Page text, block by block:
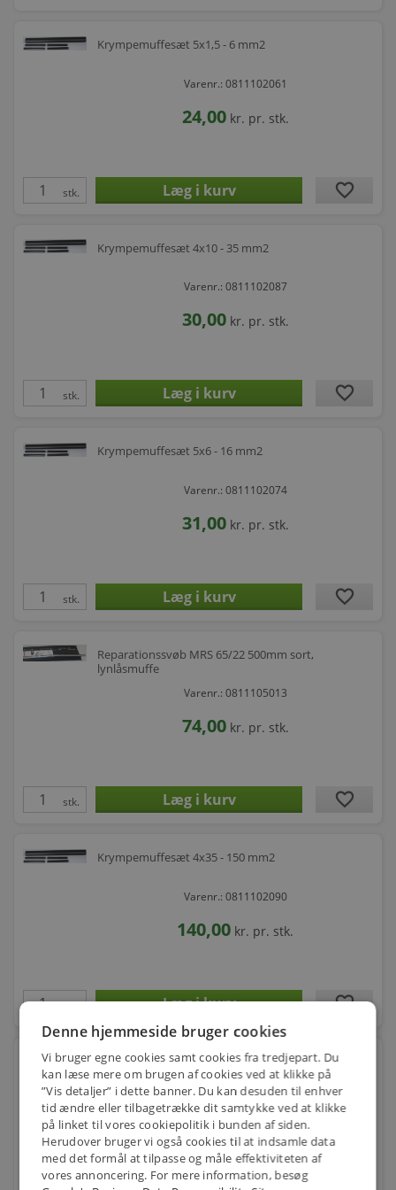
Krympemuffesæt 5x1,5 - 6 mm2
Varenr.: 0811102061
24,00 kr. pr. stk.
stk. favorite
Krympemuffesæt 4x10 - 35 mm2
Varenr.: 0811102087
30,00 kr. pr. stk.
stk. favorite
Krympemuffesæt 5x6 - 16 mm2
Varenr.: 0811102074
31,00 kr. pr. stk.
stk. favorite
Reparationssvøb MRS 65/22 500mm sort,
lynlåsmuffe
Varenr.: 0811105013
74,00 kr. pr. stk.
stk. favorite
Krympemuffesæt 4x35 - 150 mm2
Varenr.: 0811102090
140,00 kr. pr. stk.
stk. favorite
Krympemuffesæt 4x150 - 300 mm2
Varenr.: 0811102100
120,00 kr.pr. stk.
Denne hjemmeside bruger cookies
Vi bruger egne cookies samt cookies fra tredjepart. Du
kan læse mere om brugen af cookies ved at klikke på
”Vis detaljer” i dette banner. Du kan desuden til enhver
tid ændre eller tilbagetrække dit samtykke ved at klikke
på linket til vores cookiepolitik i bunden af siden.
Herudover bruger vi også cookies til at indsamle data
med det formål at tilpasse og måle effektiviteten af
vores annoncering. For mere information, besøg